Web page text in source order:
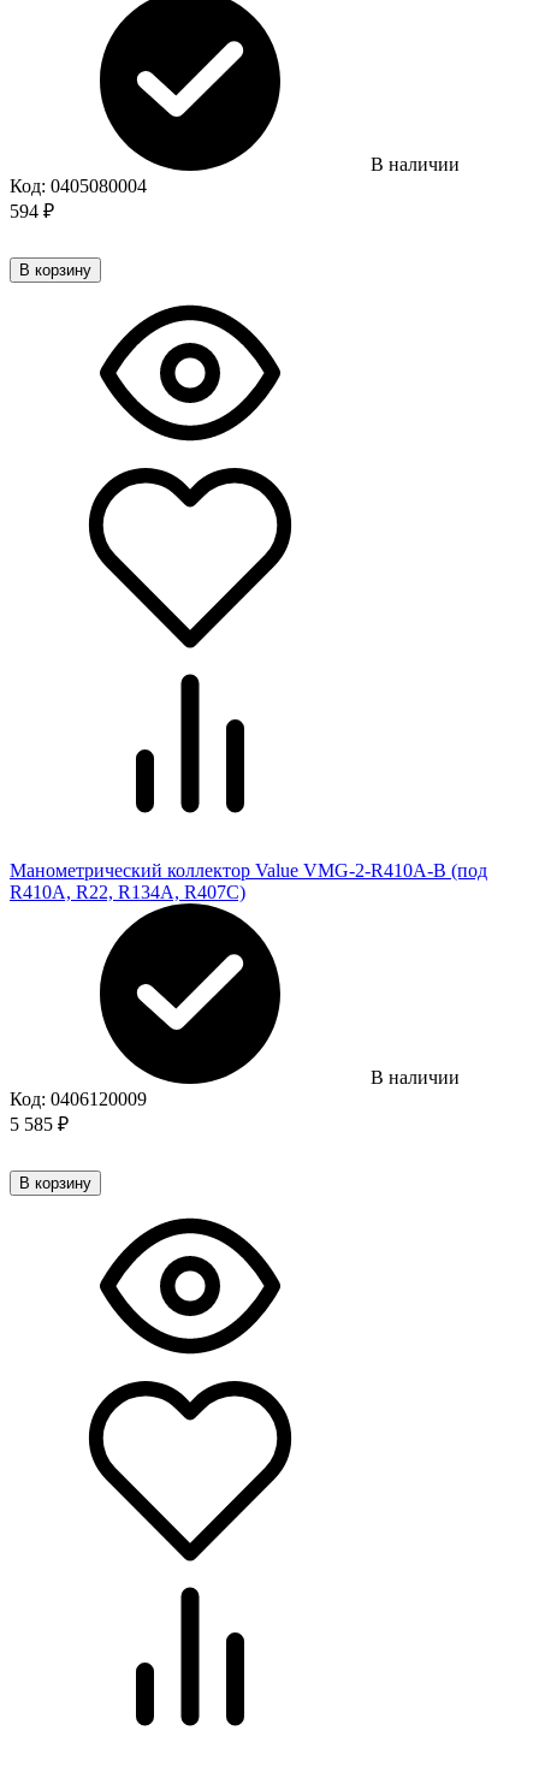
В наличии
Код: 0405080004
594 ₽
В корзину
Манометрический коллектор Value VMG-2-R410A-B (под
R410A, R22, R134A, R407C)
В наличии
Код: 0406120009
5 585 ₽
В корзину